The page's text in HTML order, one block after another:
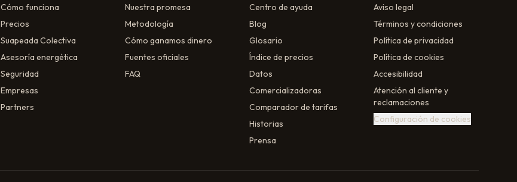
Cómo funciona
Precios
Suapeada Colectiva
Asesoría energética
Seguridad
Empresas
Partners
Nuestra promesa
Metodología
Cómo ganamos dinero
Fuentes oficiales
FAQ
Centro de ayuda
Blog
Glosario
Índice de precios
Datos
Comercializadoras
Comparador de tarifas
Historias
Prensa
Aviso legal
Términos y condiciones
Política de privacidad
Política de cookies
Accesibilidad
Atención al cliente y
reclamaciones
Configuración de cookies